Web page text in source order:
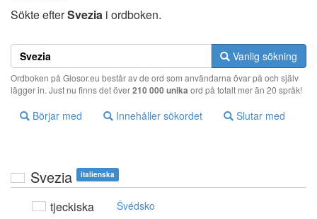
Sökte efterSvezia i ordboken.
Vanlig sökning
Ordboken på Glosor.eu består av de ord som användarna övar på och själv
lägger in. Just nu finns det över210 000 unika ord på totalt mer än 20 språk!
Börjar med Innehåller sökordet Slutar med
Svezia italienska
tjeckiska Švédsko